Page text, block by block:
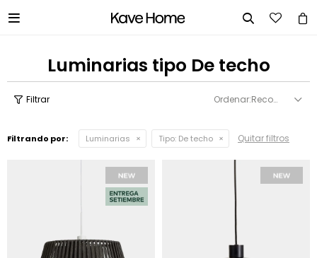
 
Luminarias tipo De techo
Recomendados
Filtrando por: Luminarias Tipo: De techo Quitar filtros